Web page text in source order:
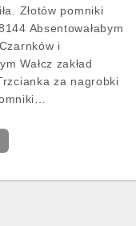
Złotów pomniki
Absentowałabym
i
Wałcz zakład
za nagrobki